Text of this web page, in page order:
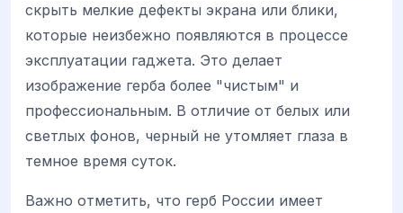
скрыть мелкие дефекты экрана или блики,
которые неизбежно появляются в процессе
эксплуатации гаджета. Это делает
изображение герба более "чистым" и
профессиональным. В отличие от белых или
светлых фонов, черный не утомляет глаза в
темное время суток.
Важно отметить, что герб России имеет